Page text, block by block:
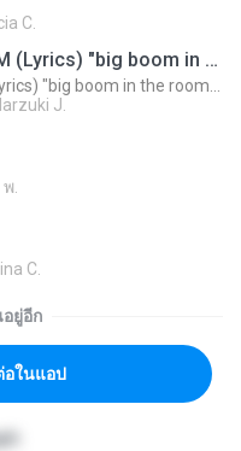
C.
Big Boom - DJ.ILHAM (Lyrics) "big boom in the room i go kaboom"
J.
.
C.
ยู่อีก
อในแอป